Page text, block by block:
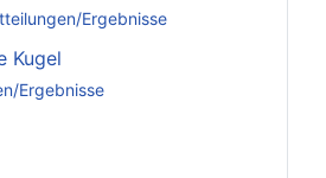
Ergebnisse
Kugel
Ergebnisse